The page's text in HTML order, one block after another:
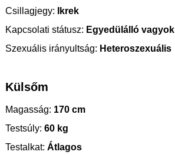
Csillagjegy: Ikrek
Kapcsolati státusz: Egyedülálló vagyok
Szexuális irányultság: Heteroszexuális
Külsőm
Magasság: 170 cm
Testsúly: 60 kg
Testalkat: Átlagos